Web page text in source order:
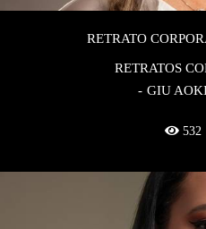
RETRATO
RETRATOS
GIU
532